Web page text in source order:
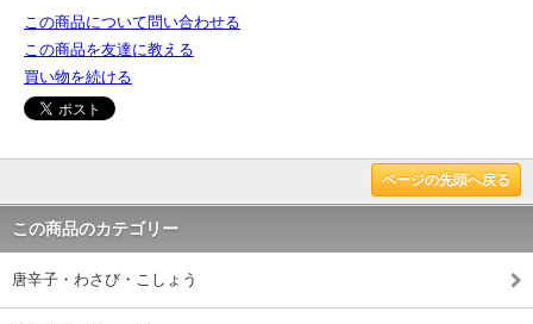
この商品について問い合わせる
この商品を友達に教える
買い物を続ける
ページの先頭へ戻る
この商品のカテゴリー
唐辛子・わさび・こしょう